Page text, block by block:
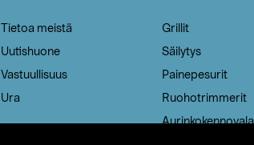
Tietoa meistä
Uutishuone
Vastuullisuus
Ura
Grillit
Säilytys
Painepesurit
Ruohotrimmerit